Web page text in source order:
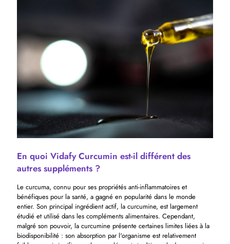
En quoi Vidafy Curcumin est-il différent des
autres suppléments ?
Le curcuma, connu pour ses propriétés anti-inflammatoires et
bénéfiques pour la santé, a gagné en popularité dans le monde
entier. Son principal ingrédient actif, la curcumine, est largement
étudié et utilisé dans les compléments alimentaires. Cependant,
malgré son pouvoir, la curcumine présente certaines limites liées à la
biodisponibilité : son absorption par l'organisme est relativement